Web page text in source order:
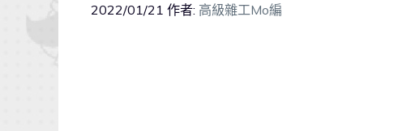
2022/01/21 作者: 高級雜工Mo編